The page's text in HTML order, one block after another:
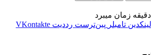
لینکدین ‫تامبلر ‫پین‌ترست ‫رددیت ‫VKontakte